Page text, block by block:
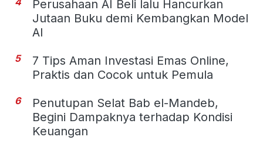
Perusahaan AI Beli lalu Hancurkan
Jutaan Buku demi Kembangkan Model
AI
5
7 Tips Aman Investasi Emas Online,
Praktis dan Cocok untuk Pemula
6
Penutupan Selat Bab el-Mandeb,
Begini Dampaknya terhadap Kondisi
Keuangan